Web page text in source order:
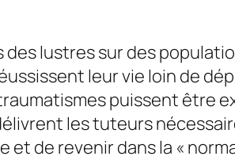
lustres sur des
leur vie loin de
puissent être
les tuteurs
de revenir dans la «